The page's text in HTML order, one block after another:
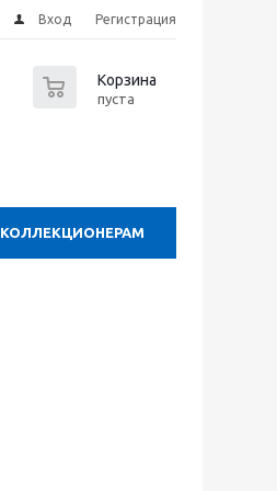
Вход Регистрация
Корзина
пуста
КОЛЛЕКЦИОНЕРАМ